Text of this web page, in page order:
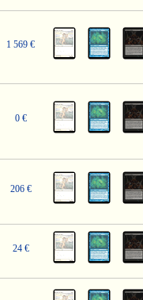
1 569 €
0 €
206 €
24 €